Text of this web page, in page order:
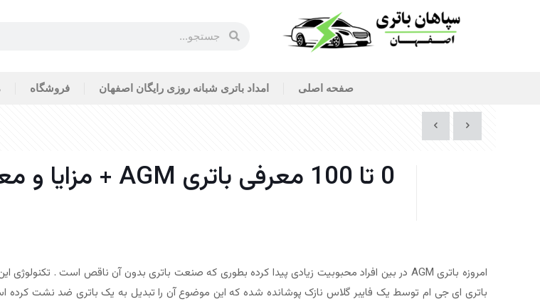
صفحه اصلی امداد باتری شبانه روزی رایگان اصفهان فروشگاه
0 تا 100 معرفی باتری AGM + مزایا و معایب
باتری ای جی ام توسط یک فایبر گلاس نازک پوشانده شده که این موضوع آن را تبدیل به یک باتری ضد نشت کرده